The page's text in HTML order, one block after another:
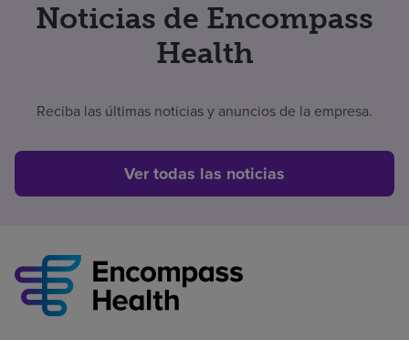
Noticias de Encompass
Health
Reciba las últimas noticias y anuncios de la empresa.
Ver todas las noticias